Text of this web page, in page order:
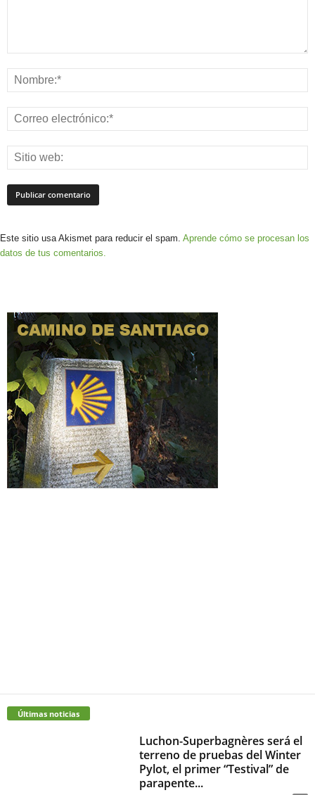
Este sitio usa Akismet para reducir el spam. Aprende cómo se procesan los
datos de tus comentarios.
Últimas noticias
Luchon-Superbagnères será el
terreno de pruebas del Winter
Pylot, el primer “Testival” de
parapente...